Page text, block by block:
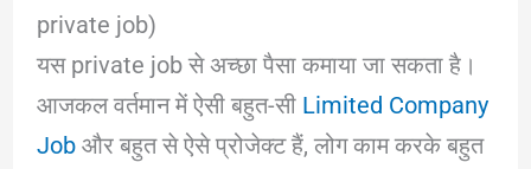
private job)
यस private job से अच्छा पैसा कमाया जा सकता है।
आजकल वर्तमान में ऐसी बहुत-सी Limited Company
Jobऔर बहुत से ऐसे प्रोजेक्ट हैं, लोग काम करके बहुत